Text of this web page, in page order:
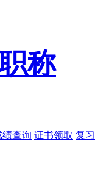
称
绩查询 证书领取 复